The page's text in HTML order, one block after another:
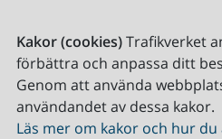
Kakor (cookies)Trafikverket
förbättra och anpassa ditt
Genom att använda
användandet av dessa kakor.
Läs mer om kakor och hur